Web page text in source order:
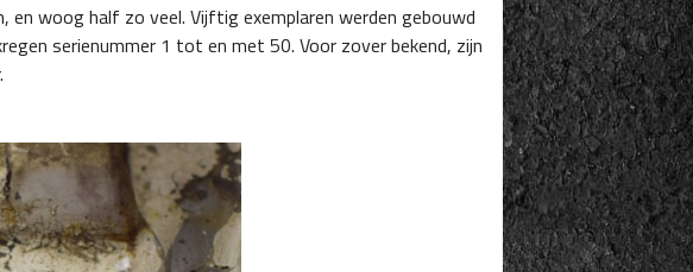
en woog half zo veel. Vijftig exemplaren werden gebouwd
serienummer 1 tot en met 50. Voor zover bekend, zijn